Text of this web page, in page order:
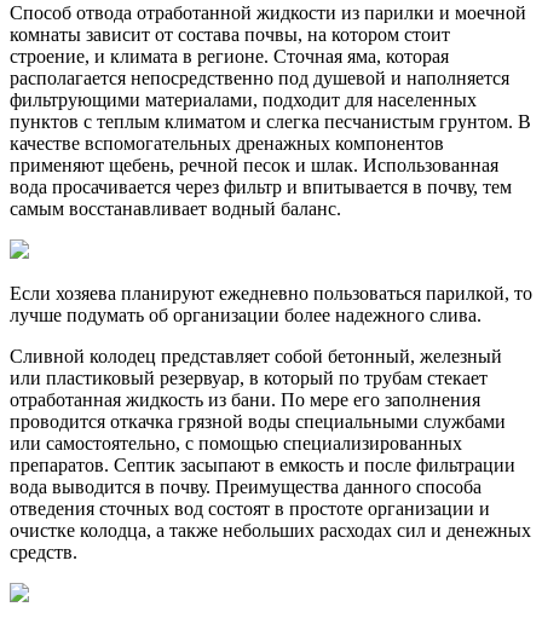
Способ отвода отработанной жидкости из парилки и моечной
комнаты зависит от состава почвы, на котором стоит
строение, и климата в регионе. Сточная яма, которая
располагается непосредственно под душевой и наполняется
фильтрующими материалами, подходит для населенных
пунктов с теплым климатом и слегка песчанистым грунтом. В
качестве вспомогательных дренажных компонентов
применяют щебень, речной песок и шлак. Использованная
вода просачивается через фильтр и впитывается в почву, тем
самым восстанавливает водный баланс.
Если хозяева планируют ежедневно пользоваться парилкой, то
лучше подумать об организации более надежного слива.
Сливной колодец представляет собой бетонный, железный
или пластиковый резервуар, в который по трубам стекает
отработанная жидкость из бани. По мере его заполнения
проводится откачка грязной воды специальными службами
или самостоятельно, с помощью специализированных
препаратов. Септик засыпают в емкость и после фильтрации
вода выводится в почву. Преимущества данного способа
отведения сточных вод состоят в простоте организации и
очистке колодца, а также небольших расходах сил и денежных
средств.